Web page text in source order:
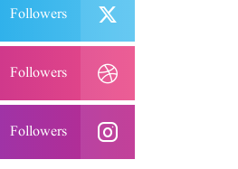
Followers
Followers
Followers